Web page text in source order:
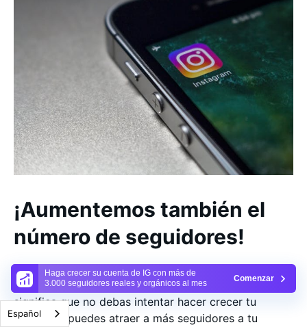
Haga crecer su cuenta de IG con más de
3.000 seguidores reales y orgánicos al mes
Comenzar
¡Aumentemos también el
número de seguidores!
Te prometemos que no necesitas un gran número de
seguidores para ganar dinero en Instagram. Eso no
significa que no debas intentar hacer crecer tu
página. Si puedes atraer a más seguidores a tu
Español